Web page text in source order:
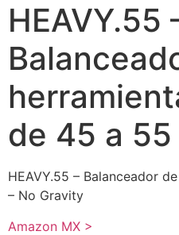
HEAVY.55
de 45 a 55
HEAVY.55 – Balanceador
– No Gravity
Amazon MX >